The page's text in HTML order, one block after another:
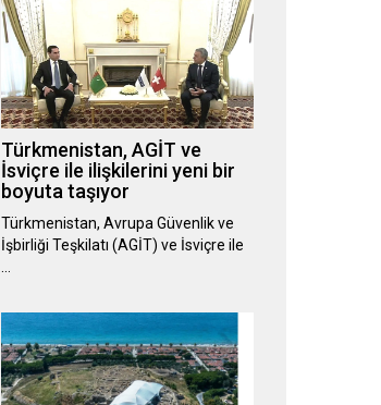
Türkmenistan, AGİT ve
İsviçre ile ilişkilerini yeni bir
boyuta taşıyor
Türkmenistan, Avrupa Güvenlik ve
İşbirliği Teşkilatı (AGİT) ve İsviçre ile